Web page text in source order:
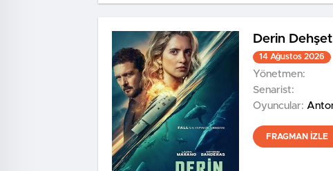
Derin Dehşet
14 Ağustos 2026
Yönetmen:
Senarist:
Oyuncular:
FRAGMAN İZLE